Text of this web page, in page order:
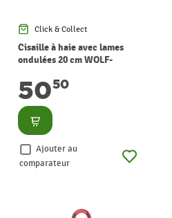
Click & Collect
Cisaille à haie avec lames
ondulées 20 cm WOLF-
5050
Consulter
Ajouter au
comparateur